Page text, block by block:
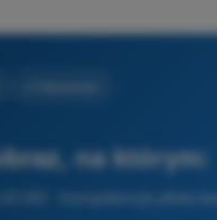
na którym:
A3 - kompetencje pilota